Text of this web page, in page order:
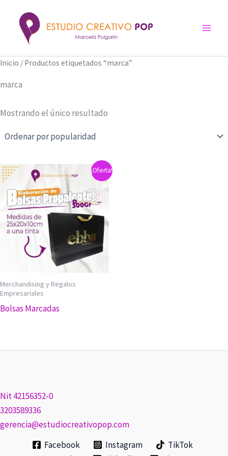
contenido
Inicio / Productos etiquetados “marca”
marca
Mostrando el único resultado
¡Oferta!
Merchandising y Regalos
Empresariales
Bolsas Marcadas
Nit 42156352-0
3203589336
gerencia@estudiocreativopop.com
Facebook
Instagram
TikTok